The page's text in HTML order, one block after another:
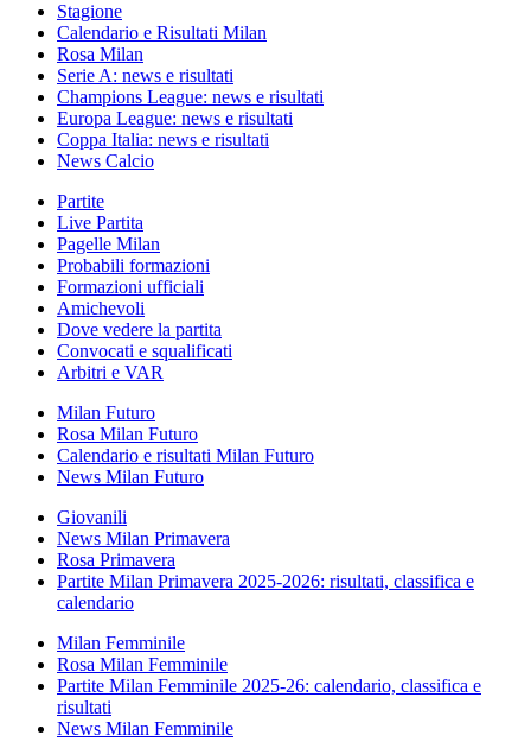
Stagione
Calendario e Risultati Milan
Rosa Milan
Serie A: news e risultati
Champions League: news e risultati
Europa League: news e risultati
Coppa Italia: news e risultati
News Calcio
Partite
Live Partita
Pagelle Milan
Probabili formazioni
Formazioni ufficiali
Amichevoli
Dove vedere la partita
Convocati e squalificati
Arbitri e VAR
Milan Futuro
Rosa Milan Futuro
Calendario e risultati Milan Futuro
News Milan Futuro
Giovanili
News Milan Primavera
Rosa Primavera
Partite Milan Primavera 2025-2026: risultati, classifica e
calendario
Milan Femminile
Rosa Milan Femminile
Partite Milan Femminile 2025-26: calendario, classifica e
risultati
News Milan Femminile